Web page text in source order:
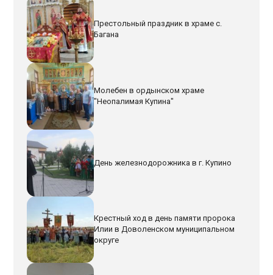
Престольный праздник в храме с.
Багана
Молебен в ордынском храме
"Неопалимая Купина"
День железнодорожника в г. Купино
Крестный ход в день памяти пророка
Илии в Доволенском муниципальном
округе